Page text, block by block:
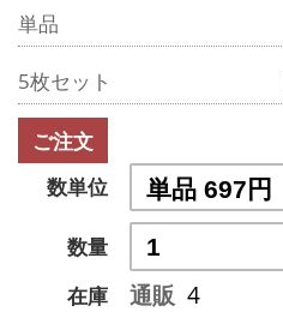
単品
5枚セット
ご注文
数単位
数量
在庫
通販 4